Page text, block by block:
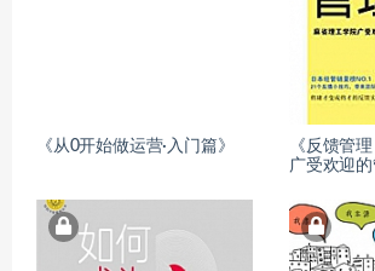
《从0开始做运营·入门篇》
《反馈管
广受欢迎的